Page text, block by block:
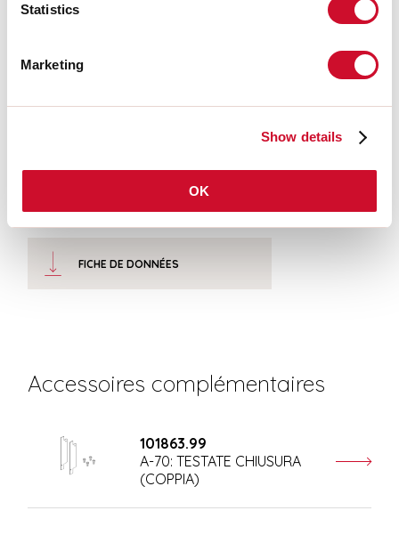
Statistics
Marketing
Show details
OK
EXTRAIT CATALOGUE
FICHE DE DONNÉES
Accessoires complémentaires
101863.99
A-70: TESTATE CHIUSURA
(COPPIA)